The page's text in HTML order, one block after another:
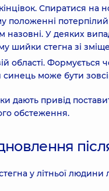
Спиратися на
положенні
назовні. У деяких
шийки стегна зі
області.
синець може бути
дають привід
обстеження.
у літньої людини